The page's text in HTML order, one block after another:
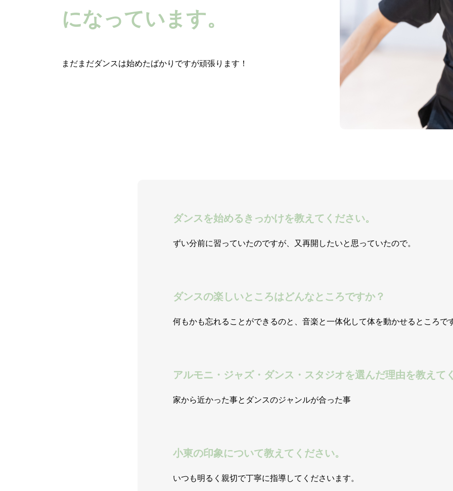
になっています。
まだまだダンスは始めたばかりですが頑張ります！
ダンスを始めるきっかけを教えてください。
ずい分前に習っていたのですが、又再開したいと思っていたので。
ダンスの楽しいところはどんなところですか？
何もかも忘れることができるのと、音楽と一体化して体を動かせるところで
アルモニ・ジャズ・ダンス・スタジオを選んだ理由を教えて
家から近かった事とダンスのジャンルが合った事
小東の印象について教えてください。
いつも明るく親切で丁寧に指導してくださいます。
教室のポリシー 講師紹介